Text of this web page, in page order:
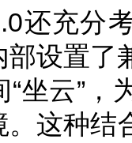
还充分
设置了
坐云”，
这种结